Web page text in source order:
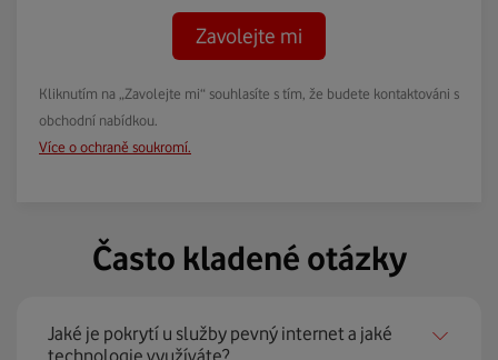
Zavolejte mi
Kliknutím na „Zavolejte mi“ souhlasíte s tím, že budete kontaktováni s
obchodní nabídkou.
Více o ochraně soukromí.
Často kladené otázky
Jaké je pokrytí u služby pevný internet a jaké
technologie využíváte?